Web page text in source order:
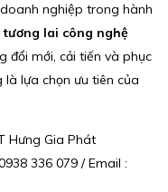
nghiệp trong hành
lai công nghệ
đổi mới, cải tiến và phục
là lựa chọn ưu tiên của
Hưng Gia Phát
336 079 / Email :